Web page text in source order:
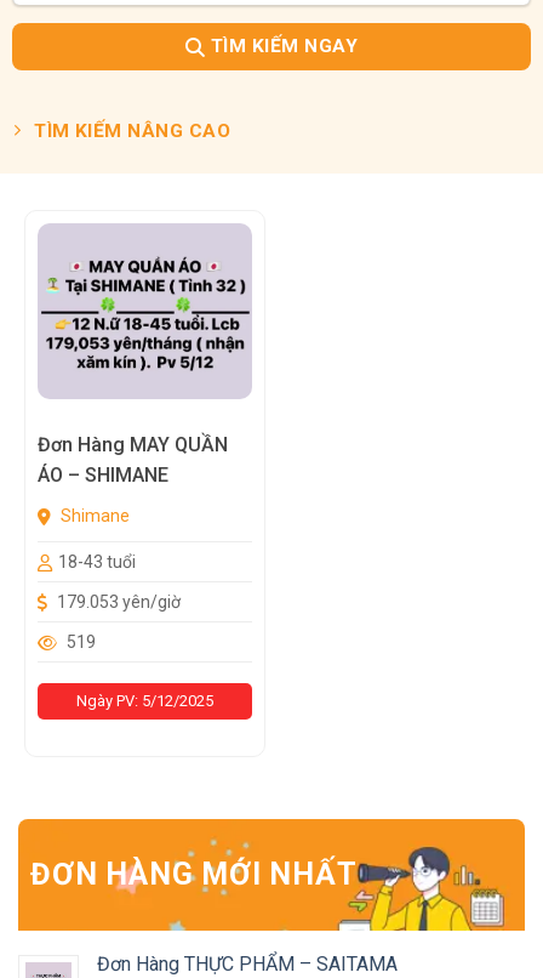
TÌM KIẾM NGAY
TÌM KIẾM NÂNG CAO
Đơn Hàng MAY QUẦN
ÁO – SHIMANE
Shimane
18-43 tuổi
179.053 yên/giờ
519
Ngày PV: 5/12/2025
ĐƠN HÀNG MỚI NHẤT
Đơn Hàng THỰC PHẨM – SAITAMA